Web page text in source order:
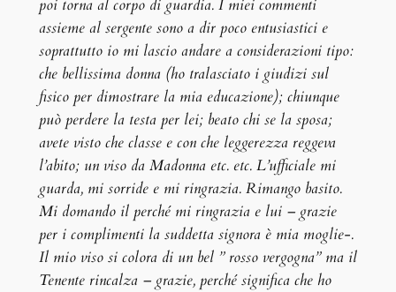
poi torna al corpo di guardia. I miei commenti
assieme al sergente sono a dir poco entusiastici e
soprattutto io mi lascio andare a considerazioni tipo:
che bellissima donna (ho tralasciato i giudizi sul
fisico per dimostrare la mia educazione); chiunque
può perdere la testa per lei; beato chi se la sposa;
avete visto che classe e con che leggerezza reggeva
l’abito; un viso da Madonna etc. etc. L’ufficiale mi
guarda, mi sorride e mi ringrazia. Rimango basito.
Mi domando il perché mi ringrazia e lui – grazie
per i complimenti la suddetta signora è mia moglie-.
Il mio viso si colora di un bel ” rosso vergogna” ma il
Tenente rincalza – grazie, perché significa che ho